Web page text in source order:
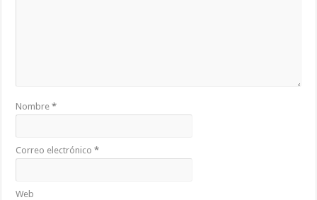
Nombre*
Correo electrónico*
Web